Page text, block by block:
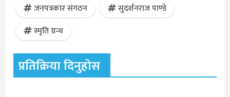
जनपत्रकार संगठन
सुदर्शनराज पाण्डे
स्मृति ग्रन्थ
प्रतिक्रिया दिनुहोस